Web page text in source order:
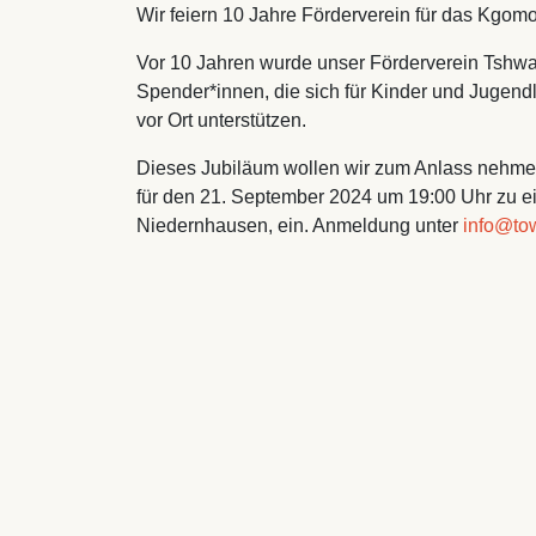
Wir feiern 10 Jahre Förderverein für das
Vor 10 Jahren wurde unser Förderverein
Spender*innen, die sich für Kinder und
vor Ort unterstützen.
Dieses Jubiläum wollen wir zum Anlass
für den 21. September 2024 um 19:00 Uhr zu
Niedernhausen, ein. Anmeldung unter